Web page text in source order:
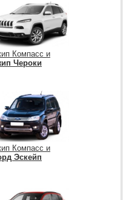
Компасс и
Чероки
Компасс и
Эскейп